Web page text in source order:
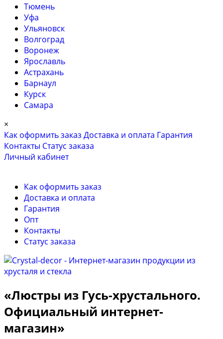
Тюмень
Уфа
Ульяновск
Волгоград
Воронеж
Ярославль
Астрахань
Барнаул
Курск
Самара
×
Как оформить заказ Доставка и оплата Гарантия
Контакты Cтатус заказа
Личный кабинет
Как оформить заказ
Доставка и оплата
Гарантия
Опт
Контакты
Cтатус заказа
«Люстры из Гусь-хрустального.
Официальный интернет-
магазин»